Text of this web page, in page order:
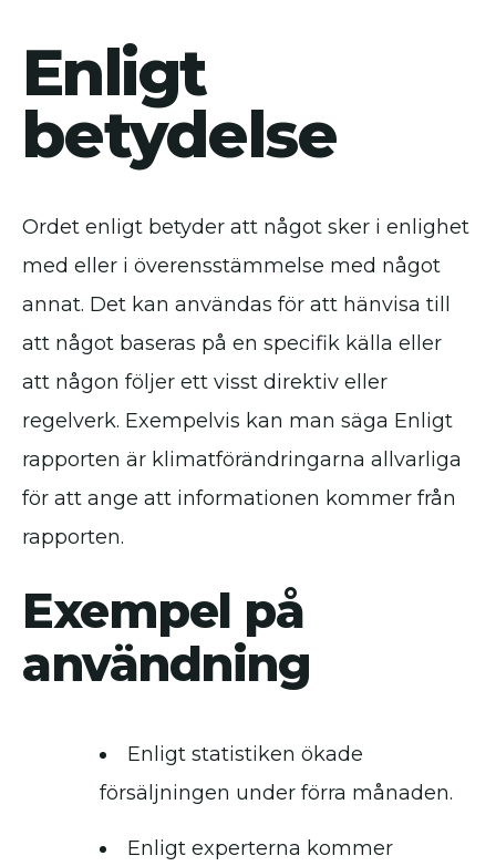
Enligt
betydelse
Ordet enligt betyder att något sker i enlighet
med eller i överensstämmelse med något
annat. Det kan användas för att hänvisa till
att något baseras på en specifik källa eller
att någon följer ett visst direktiv eller
regelverk. Exempelvis kan man säga Enligt
rapporten är klimatförändringarna allvarliga
för att ange att informationen kommer från
rapporten.
Exempel på
användning
Enligt statistiken ökade
försäljningen under förra månaden.
Enligt experterna kommer